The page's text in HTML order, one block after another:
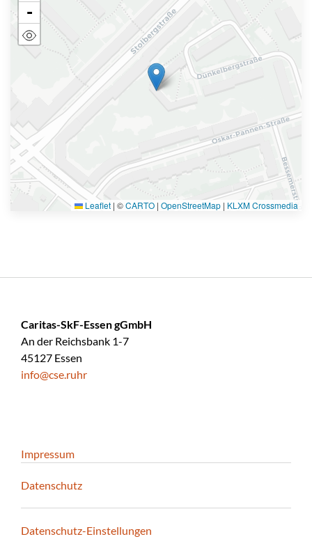
-
Leaflet | ©CARTO | OpenStreetMap | KLXM Crossmedia
Caritas-SkF-Essen gGmbH
An der Reichsbank 1-7
45127 Essen
info@cse.ruhr
Impressum
Datenschutz
Datenschutz-Einstellungen